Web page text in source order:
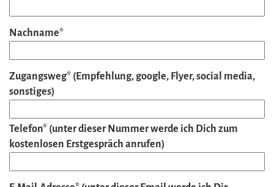
Nachname*
Zugangsweg* (Empfehlung, google, Flyer, social media,
sonstiges)
Telefon* (unter dieser Nummer werde ich Dich zum
kostenlosen Erstgespräch anrufen)